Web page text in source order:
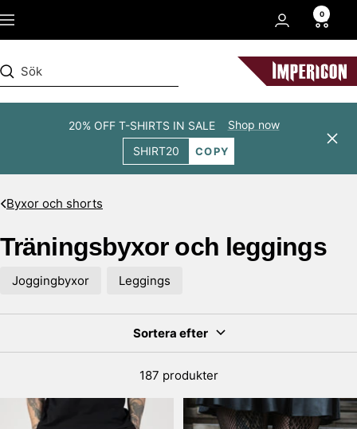
till
Navigering
0
Impericon
20% OFF T-SHIRTS IN SALE
Shop now
SHIRT20
COPY
Byxor och shorts
Träningsbyxor och leggings
Joggingbyxor Leggings
Sortera efter
187 produkter